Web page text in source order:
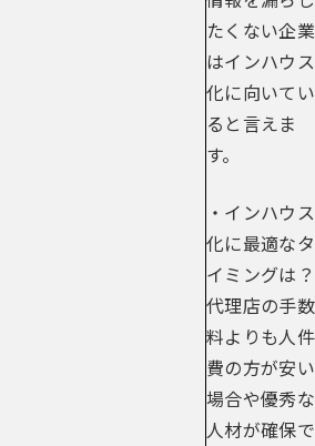
たくない企業
はインハウス
化に向いてい
ると言えま
す。
・インハウス
化に最適なタ
イミングは？
代理店の手数
料よりも人件
費の方が安い
場合や優秀な
人材が確保で